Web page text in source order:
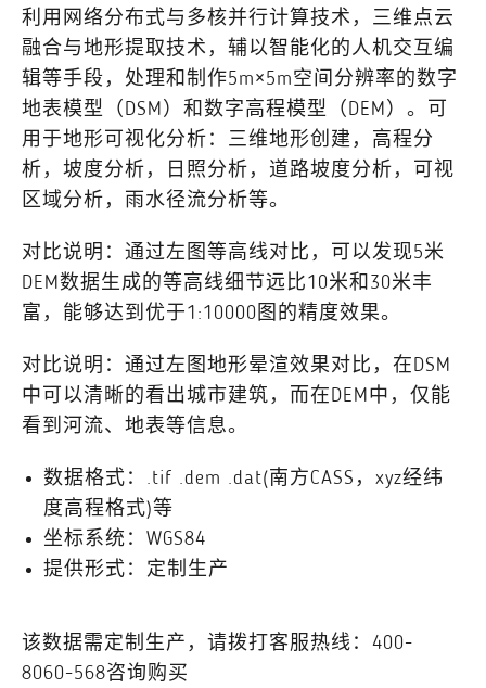
利用网络分布式与多核并行计算技术，三维点云
融合与地形提取技术，辅以智能化的人机交互编
辑等手段，处理和制作5m×5m空间分辨率的数字
地表模型（DSM）和数字高程模型（DEM）。可
用于地形可视化分析：三维地形创建，高程分
析，坡度分析，日照分析，道路坡度分析，可视
区域分析，雨水径流分析等。
对比说明：通过左图等高线对比，可以发现5米
DEM数据生成的等高线细节远比10米和30米丰
富，能够达到优于1:10000图的精度效果。
对比说明：通过左图地形晕渲效果对比，在DSM
中可以清晰的看出城市建筑，而在DEM中，仅能
看到河流、地表等信息。
数据格式：.tif .dem .dat(南方CASS，xyz经纬
度高程格式)等
坐标系统：WGS84
提供形式：定制生产
该数据需定制生产，请拨打客服热线：400-
8060-568咨询购买